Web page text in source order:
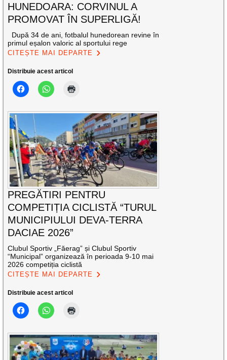
HUNEDOARA: CORVINUL A
PROMOVAT ÎN SUPERLIGĂ!
După 34 de ani, fotbalul hunedorean revine în
primul eșalon valoric al sportului rege
CITEȘTE MAI DEPARTE
Distribuie acest articol
PREGĂTIRI PENTRU
COMPETIȚIA CICLISTĂ “TURUL
MUNICIPIULUI DEVA-TERRA
DACIAE 2026”
Clubul Sportiv „Făerag” și Clubul Sportiv
“Municipal” organizează în perioada 9-10 mai
2026 competiția ciclistă
CITEȘTE MAI DEPARTE
Distribuie acest articol